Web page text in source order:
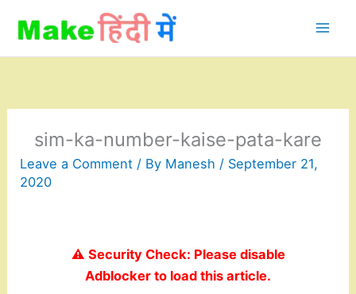
content
sim-ka-number-kaise-pata-kare
Leave a Comment / By Manesh / September 21,
2020
⚠️ Security Check: Please disable
Adblocker to load this article.